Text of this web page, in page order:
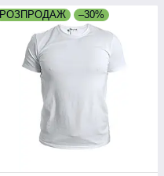
РОЗПРОДАЖ –30%